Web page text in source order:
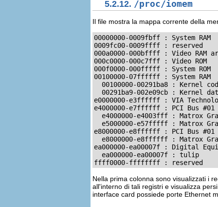
5.2.12. /proc/iomem
Il file mostra la mappa corrente della
00000000-0009fbff : System RAM
0009fc00-0009ffff : reserved
000a0000-000bffff : Video RAM
000c0000-000c7fff : Video ROM
000f0000-000fffff : System ROM
00100000-07ffffff : System RAM
00100000-00291ba8 : Kernel
00291ba9-002e09cb : Kernel
e0000000-e3ffffff : VIA
e4000000-e7ffffff : PCI Bus #01
e4000000-e4003fff : Matrox
e5000000-e57fffff : Matrox
e8000000-e8ffffff : PCI Bus #01
e8000000-e8ffffff : Matrox
ea000000-ea00007f : Digital
  ea000000-ea00007f : tulip
ffff0000-ffffffff : reserved
Nella prima colonna sono visualizzati i
all'interno di tali registri e visualizza
interface card possiede porte Ethernet